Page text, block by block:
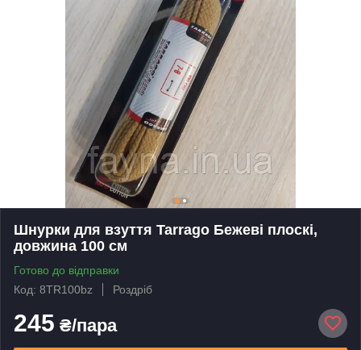
Шнурки для взуття Tarrago Бежеві плоскі,
довжина 100 см
Готово до відправки
Код: 8TR100bz
Роздріб
245 ₴/пара